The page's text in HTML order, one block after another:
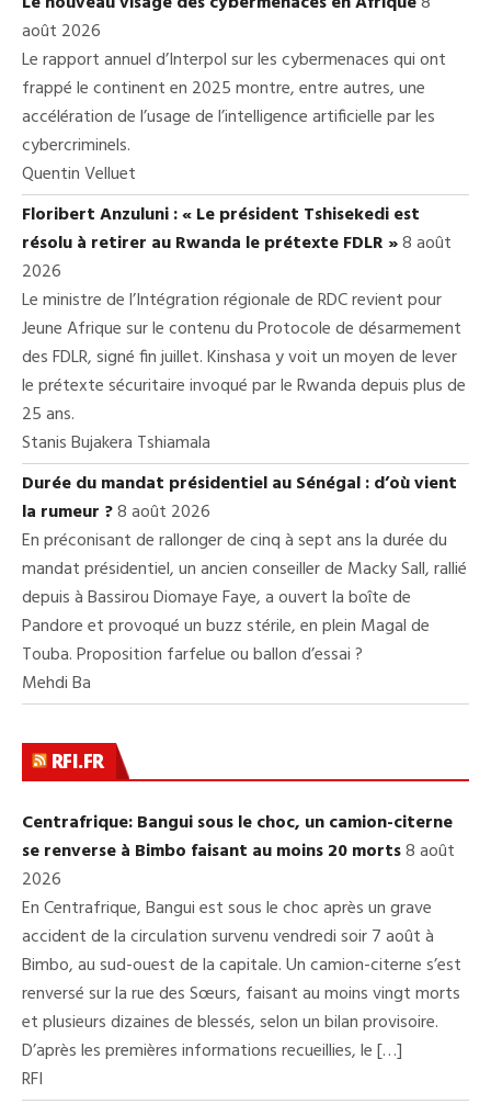
août 2026
Le rapport annuel d’Interpol sur les cybermenaces qui ont
frappé le continent en 2025 montre, entre autres, une
accélération de l’usage de l’intelligence artificielle par les
cybercriminels.
Quentin Velluet
Floribert Anzuluni : « Le président Tshisekedi est
résolu à retirer au Rwanda le prétexte FDLR »8 août
2026
Le ministre de l’Intégration régionale de RDC revient pour
Jeune Afrique sur le contenu du Protocole de désarmement
des FDLR, signé fin juillet. Kinshasa y voit un moyen de lever
le prétexte sécuritaire invoqué par le Rwanda depuis plus de
25 ans.
Stanis Bujakera Tshiamala
Durée du mandat présidentiel au Sénégal : d’où vient
la rumeur ?8 août 2026
En préconisant de rallonger de cinq à sept ans la durée du
mandat présidentiel, un ancien conseiller de Macky Sall, rallié
depuis à Bassirou Diomaye Faye, a ouvert la boîte de
Pandore et provoqué un buzz stérile, en plein Magal de
Touba. Proposition farfelue ou ballon d’essai ?
Mehdi Ba
RFI.FR
Centrafrique: Bangui sous le choc, un camion-citerne
se renverse à Bimbo faisant au moins 20 morts8 août
2026
En Centrafrique, Bangui est sous le choc après un grave
accident de la circulation survenu vendredi soir 7 août à
Bimbo, au sud-ouest de la capitale. Un camion-citerne s’est
renversé sur la rue des Sœurs, faisant au moins vingt morts
et plusieurs dizaines de blessés, selon un bilan provisoire.
D’après les premières informations recueillies, le […]
RFI